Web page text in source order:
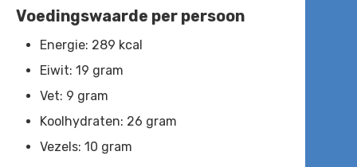
Voedingswaarde per persoon
Energie: 289 kcal
Eiwit: 19 gram
Vet: 9 gram
Koolhydraten: 26 gram
Vezels: 10 gram